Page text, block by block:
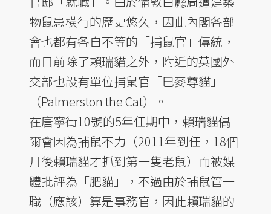
物鼠患橫行的歷史悠久，因此內閣各部
會也都有各自不等的「捕鼠官」傳統，
而目前除了賴瑞貓之外，附近的英國外
交部也設有單位捕鼠官「巴麥尊貓」
（Palmerston the Cat）。
在唐寧街10號的5年任期中，賴瑞貓偶
爾會因為捕鼠不力（2011年到任，18個
月後賴瑞貓才抓到第一隻老鼠）而被媒
體批評為「肥貓」，不過由於捕鼠管一
職（應該）算是事務官，因此賴瑞貓的